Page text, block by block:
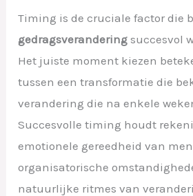
Timing is de cruciale factor die
gedragsverandering succesvol
Het juiste moment kiezen
tussen een transformatie die
verandering die na enkele
Succesvolle timing houdt
emotionele gereedheid van
organisatorische
natuurlijke ritmes van